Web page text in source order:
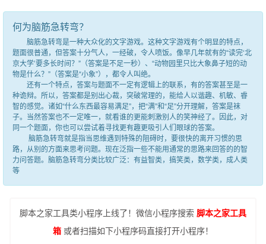
何为脑筋急转弯？
脑筋急转弯是一种大众化的文字游戏。这种文字游戏有个明显的特点，
题面很普通，但答案十分气人，一经破，令人喷饭。像早几年就有的“读完‘北
京大学’要多长时间？”（答案是不足一秒）、“动物园里只比大象鼻子短的动
物是什么？”（答案是“小象”），都令人叫绝。
还有一个特点，答案与题面不一定有逻辑上的联系，有的答案甚至是一
种诡辩。所以，答案都是别出心裁，突破常理的，能给人以谐趣、机敏、睿
智的感觉。诸如“什么东西最容易满足”，把“满”和“足”分开理解，答案是袜
子。当然答案也不一定唯一，就看谁的更能刺激别人的笑神经了。因此，对
同一个题面，你也可以尝试着寻找更有趣更吸引人们眼球的答案。
脑筋急转弯就是指当思维遇到特殊的阻碍时，要很快的离开习惯的思
路，从别的方面来思考问题。现在泛指一些不能用通常的思路来回答的的智
力问答题。脑筋急转弯分类比较广泛：有益智类，搞笑类，数学类，成人类
等
脚本之家工具类小程序上线了！微信小程序搜索 脚本之家工具
箱 或者扫描如下小程序码直接打开小程序！